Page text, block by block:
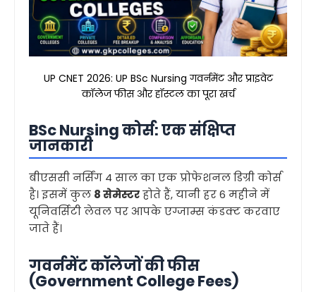
UP CNET 2026: UP BSc Nursing गवर्नमेंट और प्राइवेट
कॉलेज फीस और हॉस्टल का पूरा खर्च
BSc Nursing कोर्स: एक संक्षिप्त
जानकारी
बीएससी नर्सिंग 4 साल का एक प्रोफेशनल डिग्री कोर्स
है। इसमें कुल 8 सेमेस्टरहोते हैं, यानी हर 6 महीने में
यूनिवर्सिटी लेवल पर आपके एग्जाम्स कंडक्ट करवाए
जाते हैं।
गवर्नमेंट कॉलेजों की फीस
(Government College Fees)